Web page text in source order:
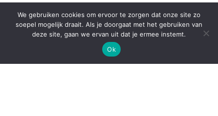
We gebruiken cookies om ervoor te zorgen dat onze site zo
soepel mogelijk draait. Als je doorgaat met het gebruiken van
deze site, gaan we ervan uit dat je ermee instemt.
Ok